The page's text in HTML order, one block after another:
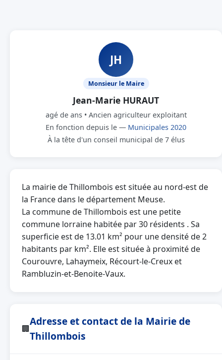
JH
Monsieur le Maire
Jean-Marie HURAUT
agé de ans • Ancien agriculteur exploitant
En fonction depuis le — Municipales 2020
À la tête d'un conseil municipal de 7 élus
La mairie de Thillombois est située au nord-est de
la France dans le département Meuse.
La commune de Thillombois est une petite
commune lorraine habitée par 30 résidents . Sa
superficie est de 13.01 km² pour une densité de 2
habitants par km². Elle est située à proximité de
Courouvre, Lahaymeix, Récourt-le-Creux et
Rambluzin-et-Benoite-Vaux.
🏢
Adresse et contact de la Mairie de
Thillombois